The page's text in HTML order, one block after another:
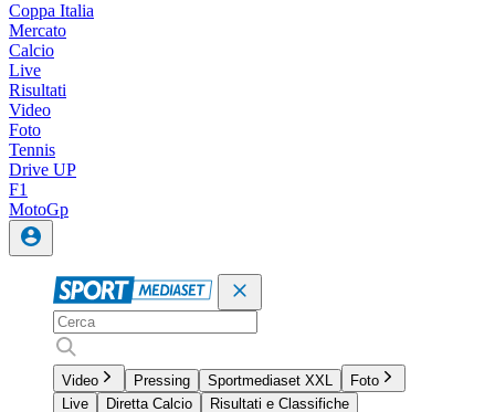
Coppa Italia
Mercato
Calcio
Live
Risultati
Video
Foto
Tennis
Drive UP
F1
MotoGp
Video Pressing Sportmediaset XXL
Foto
Live
Diretta Calcio
Risultati e Classifiche